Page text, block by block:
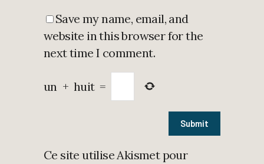
Save my name, email, and
website in this browser for the
next time I comment.
un + huit =
Ce site utilise Akismet pour